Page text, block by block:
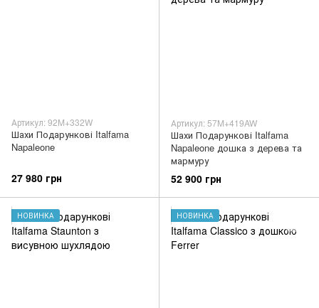
Артикул: 92M+332W
Шахи Подарункові Italfama
Napaleone
27 980 грн
Артикул: 57M+419AW
Шахи Подарункові Italfama
Napaleone дошка з дерева та
мармуру
52 900 грн
НОВИНКА НОВИНКА